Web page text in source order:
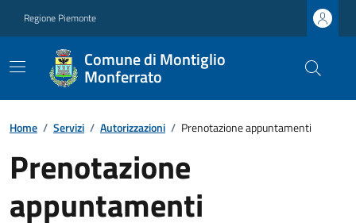
Regione Piemonte
Comune di Montiglio
Monferrato
Home / Servizi / Autorizzazioni / Prenotazione appuntamenti
Prenotazione
appuntamenti